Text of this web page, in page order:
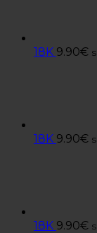
18K 9.90€
18K 9.90€
18K 9.90€